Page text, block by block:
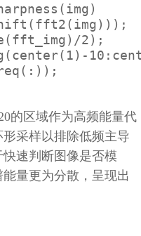
2);
的区域作为高频能量代
采样以排除低频主导
速判断图像是否模
量更为分散，呈现出